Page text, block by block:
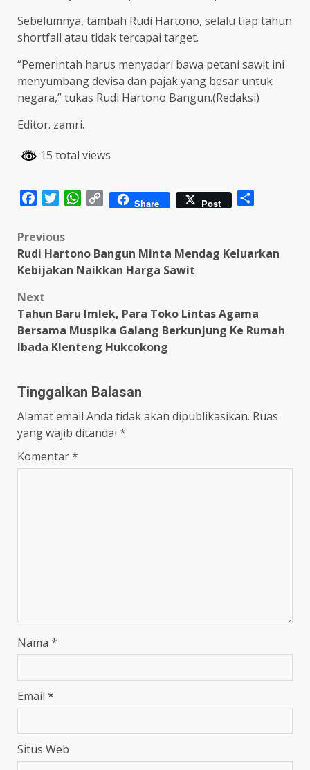
Sebelumnya, tambah Rudi Hartono, selalu tiap tahun
shortfall atau tidak tercapai target.
“Pemerintah harus menyadari bawa petani sawit ini
menyumbang devisa dan pajak yang besar untuk
negara,” tukas Rudi Hartono Bangun.(Redaksi)
Editor. zamri.
15 total views
FacebookTwitterWhatsApp
Copy Share Post
Post
navigation
Previous
Rudi Hartono Bangun Minta Mendag Keluarkan
Kebijakan Naikkan Harga Sawit
Next
Tahun Baru Imlek, Para Toko Lintas Agama
Bersama Muspika Galang Berkunjung Ke Rumah
Ibada Klenteng Hukcokong
Tinggalkan Balasan
Alamat email Anda tidak akan dipublikasikan. Ruas
yang wajib ditandai *
Komentar*
Nama *
Email *
Situs Web